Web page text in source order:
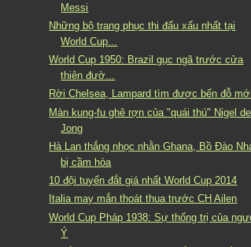
Messi
Những bộ trang phục thi đấu xấu nhất tại
World Cup...
World Cup 1950: Brazil gục ngã trước cửa
thiên đườ...
Rời Chelsea, Lampard tìm được bến đỗ mới
Màn kung-fu ghê rợn của "quái thú" Nigel de
Jong
Hà Lan thắng nhọc nhằn Ghana, Bồ Đào
bị cầm hòa
10 đội tuyển đắt giá nhất World Cup 2014
Italia may mắn thoát thua trước CH Ailen
World Cup Pháp 1938: Sự thống trị của
Ý